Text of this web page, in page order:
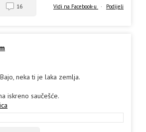
Vidi na Facebook-u · Podijeli
16
neka ti je laka zemlja.
iskreno saučešće.